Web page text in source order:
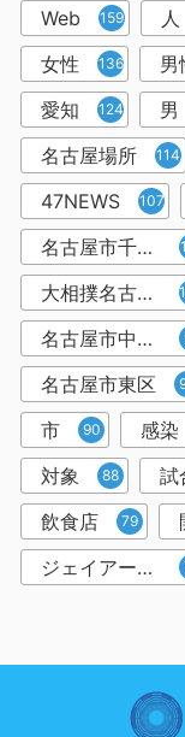
Web 159 人
女性 136 男
愛知 124 男
名古屋場所 114
47NEWS 107
名古屋市千種区
大相撲名古屋場所
名古屋市中村区
名古屋市東区
市 90 感染
対象 88 試
飲食店 79
ジェイアール名古屋タカシマヤ